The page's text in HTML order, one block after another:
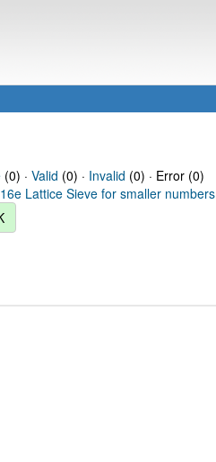
(0) · Valid (0) · Invalid (0) · Error (0)
16e Lattice Sieve for smaller numbers